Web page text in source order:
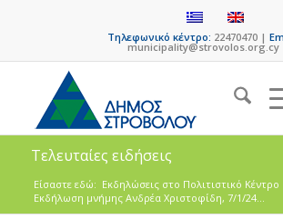
Τηλεφωνικό κέντρο: 22470470 |
municipality@strovolos.org.cy
Τελευταίες ειδήσεις
Είσαστε εδώ: Eκδηλώσεις στο Πολιτιστικό Κέντρο
Εκδήλωση μνήμης Ανδρέα Χριστοφίδη, 7/1/24...